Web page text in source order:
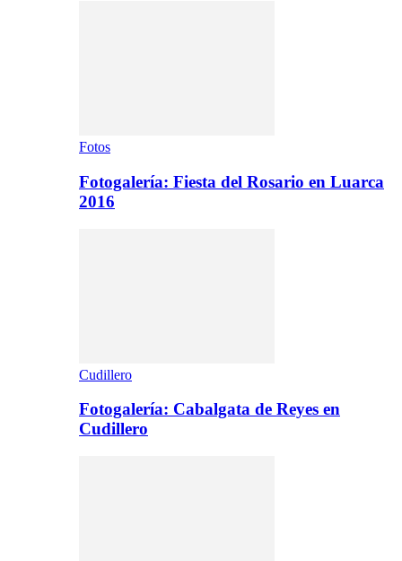
Fotos
Fotogalería: Fiesta del Rosario en Luarca
2016
Cudillero
Fotogalería: Cabalgata de Reyes en
Cudillero